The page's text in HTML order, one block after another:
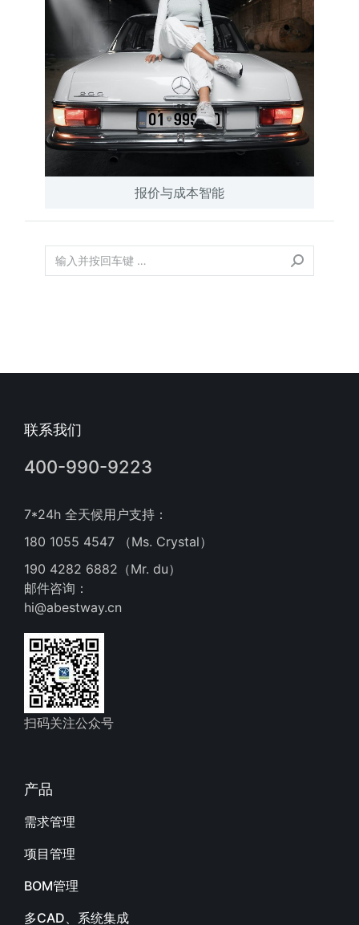
报价与成本智能
联系我们
400-990-9223
7*24h 全天候用户支持：
180 1055 4547 （Ms. Crystal）
190 4282 6882（Mr. du）
邮件咨询：
hi@abestway.cn
扫码关注公众号
产品
需求管理
项目管理
BOM管理
多CAD、系统集成